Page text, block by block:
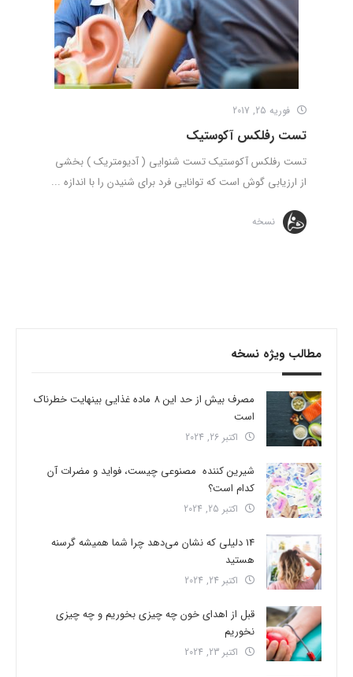
فوریه 25, 2017
تست رفلکس آکوستیک
تست رفلکس آکوستیک تست شنوایی ( آدیومتریک ) بخشی
از ارزیابی گوش است که توانایی فرد برای شنیدن را با اندازه ...
نسخه
مطالب ویژه نسخه
مصرف بیش از حد این 8 ماده غذایی بینهایت خطرناک
است
اکتبر 26, 2024
شیرین کننده مصنوعی چیست، فواید و مضرات آن
کدام است؟
اکتبر 25, 2024
14 دلیلی که نشان می‌دهد چرا شما همیشه گرسنه
هستید
اکتبر 24, 2024
قبل از اهدای خون چه چیزی بخوریم و چه چیزی
نخوریم
اکتبر 23, 2024